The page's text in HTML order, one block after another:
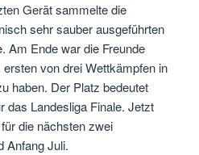
Gerät sammelte die
sehr sauber ausgeführten
Am Ende war die Freunde
von drei Wettkämpfen in
haben. Der Platz bedeutet
das Landesliga Finale. Jetzt
die nächsten zwei
Anfang Juli.